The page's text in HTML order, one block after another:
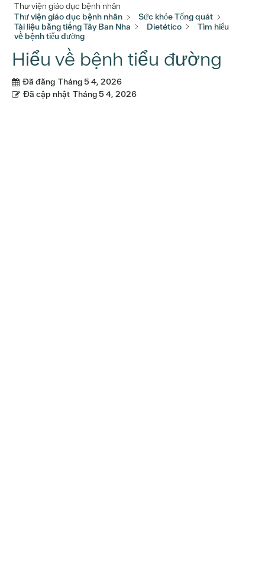
Thư viện giáo dục bệnh nhân
Thư viện giáo dục bệnh nhân
Sức khỏe Tổng quát
Tài liệu bằng tiếng Tây Ban Nha
Dietético
Tìm hiểu
về bệnh tiểu đường
Hiểu về bệnh tiểu đường
Đã đăng Tháng 5 4, 2026
Đã cập nhật Tháng 5 4, 2026